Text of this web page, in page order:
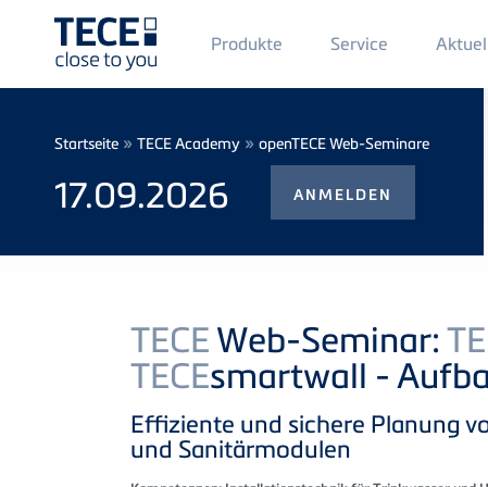
Main
Menü
1
Produkte Service
Breadcrumb
Startseite » TECE Academy » openTECE Web-Seminare
17.09.2026 ANMELDEN
TECEWeb-Seminar:
TECEsmartwall -
Effiziente und sichere Planung
und Sanitärmodulen